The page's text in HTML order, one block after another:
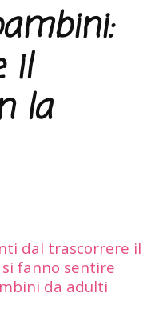
il
la
dal trascorrere il
fanno sentire
da adulti